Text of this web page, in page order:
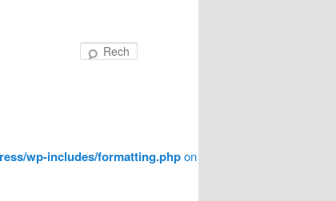
wp-includes/formatting.phpon